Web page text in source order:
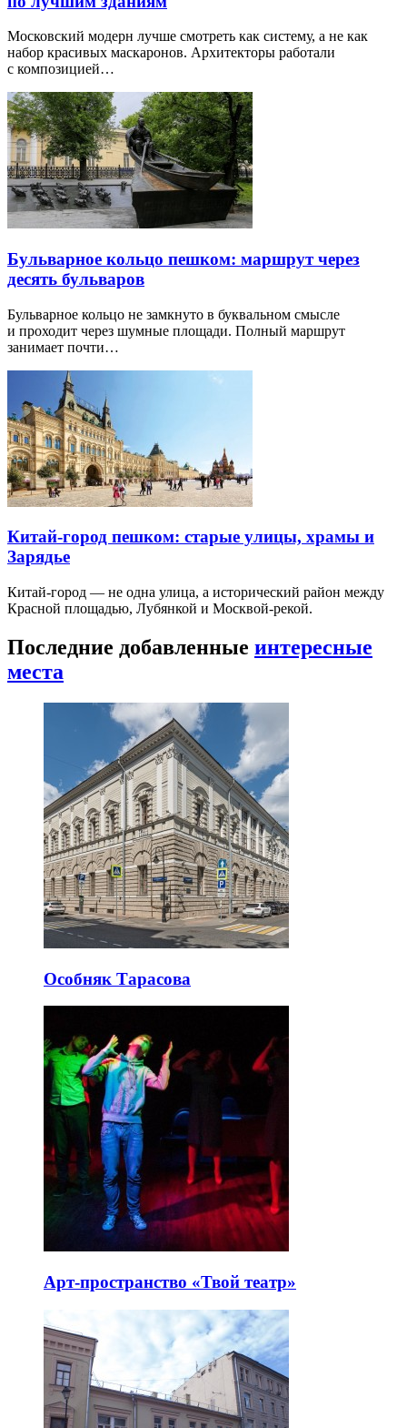
Московский модерн лучше смотреть как систему, а не как
набор красивых маскаронов. Архитекторы работали
с композицией…
Бульварное кольцо пешком: маршрут через
десять бульваров
Бульварное кольцо не замкнуто в буквальном смысле
и проходит через шумные площади. Полный маршрут
занимает почти…
Китай-город пешком: старые улицы, храмы и
Зарядье
Китай-город — не одна улица, а исторический район между
Красной площадью, Лубянкой и Москвой-рекой.
Последние добавленные интересные
места
Особняк Тарасова
Арт-пространство «Твой театр»